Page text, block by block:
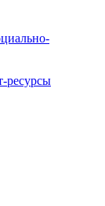
ресурсы